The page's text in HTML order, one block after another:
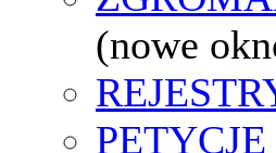
(nowe
PETYCJE